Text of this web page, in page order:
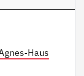
Haus